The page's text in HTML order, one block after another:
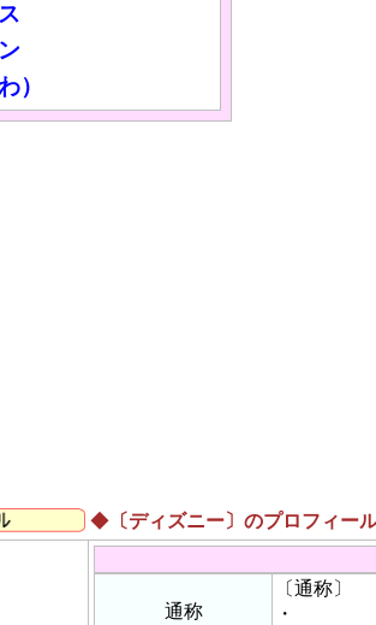
）
◆ 〔ディズニー〕のプロフィー
通称
〔通称〕
・